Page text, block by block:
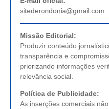
sitederondonia@gmail.com
Missão Editorial:
Produzir conteúdo
transparência e
priorizando informações
relevância social.
Política de Publicidade:
As inserções comerciais